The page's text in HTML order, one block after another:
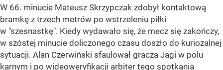
W 66. minucie Mateusz Skrzypczak zdobył kontaktową
bramkę z trzech metrów po wstrzeleniu piłki
w "szesnastkę". Kiedy wydawało się, że mecz się zakończy,
w szóstej minucie doliczonego czasu doszło do kuriozalnej
sytuacji. Alan Czerwiński sfaulował gracza Jagi w polu
karnym i po wideoweryfikacji arbiter tego spotkania